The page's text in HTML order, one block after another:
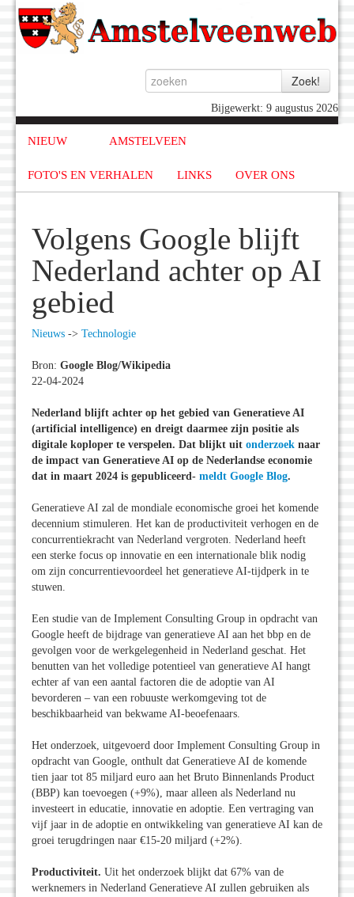
Bijgewerkt: 9 augustus 2026
NIEUW AMSTELVEEN
FOTO'S EN VERHALEN LINKS OVER ONS
Volgens Google blijft
Nederland achter op AI
gebied
Nieuws -> Technologie
Bron: Google Blog/Wikipedia
22-04-2024
Nederland blijft achter op het gebied van Generatieve AI
(artificial intelligence) en dreigt daarmee zijn positie als
digitale koploper te verspelen. Dat blijkt uit onderzoek naar
de impact van Generatieve AI op de Nederlandse economie
dat in maart 2024 is gepubliceerd- meldt Google Blog.
Generatieve AI zal de mondiale economische groei het komende
decennium stimuleren. Het kan de productiviteit verhogen en de
concurrentiekracht van Nederland vergroten. Nederland heeft
een sterke focus op innovatie en een internationale blik nodig
om zijn concurrentievoordeel het generatieve AI-tijdperk in te
stuwen.
Een studie van de Implement Consulting Group in opdracht van
Google heeft de bijdrage van generatieve AI aan het bbp en de
gevolgen voor de werkgelegenheid in Nederland geschat. Het
benutten van het volledige potentieel van generatieve AI hangt
echter af van een aantal factoren die de adoptie van AI
bevorderen – van een robuuste werkomgeving tot de
beschikbaarheid van bekwame AI-beoefenaars.
Het onderzoek, uitgevoerd door Implement Consulting Group in
opdracht van Google, onthult dat Generatieve AI de komende
tien jaar tot 85 miljard euro aan het Bruto Binnenlands Product
(BBP) kan toevoegen (+9%), maar alleen als Nederland nu
investeert in educatie, innovatie en adoptie. Een vertraging van
vijf jaar in de adoptie en ontwikkeling van generatieve AI kan de
groei terugdringen naar €15-20 miljard (+2%).
Productiviteit. Uit het onderzoek blijkt dat 67% van de
werknemers in Nederland Generatieve AI zullen gebruiken als